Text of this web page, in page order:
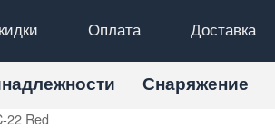
Оплата Доставка
Снаряжение
22 Red